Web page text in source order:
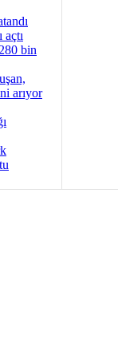
bin
arıyor